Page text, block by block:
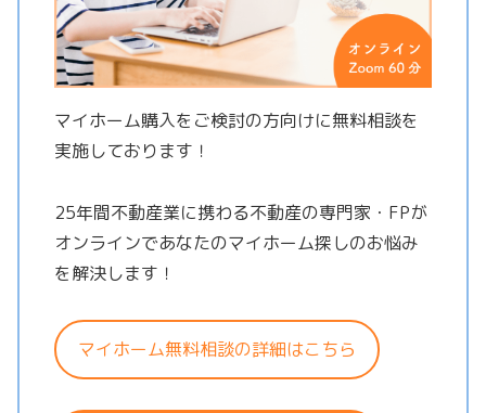
マイホーム購入をご検討の方向けに無料相談を
実施しております！
25年間不動産業に携わる不動産の専門家・FPが
オンラインであなたのマイホーム探しのお悩み
を解決します！
マイホーム無料相談の詳細はこちら